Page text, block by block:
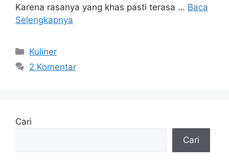
Karena rasanya yang khas pasti terasa … Baca
Selengkapnya
Kategori
Kuliner
2 Komentar
Cari
Cari